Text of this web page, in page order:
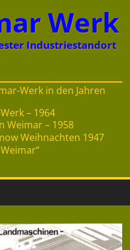
Werk
Industriestandort
Werk in den Jahren
– 1964
Weimar – 1958
Weihnachten 1947